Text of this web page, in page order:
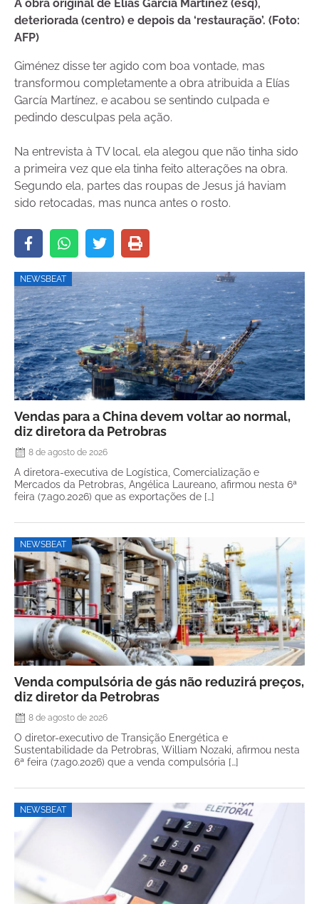
A obra original de Elías García Martínez (esq),
deteriorada (centro) e depois da ‘restauração’. (Foto:
AFP)
Giménez disse ter agido com boa vontade, mas
transformou completamente a obra atribuida a Elías
García Martínez, e acabou se sentindo culpada e
pedindo desculpas pela ação.
Na entrevista à TV local, ela alegou que não tinha sido
a primeira vez que ela tinha feito alterações na obra.
Segundo ela, partes das roupas de Jesus já haviam
sido retocadas, mas nunca antes o rosto.
NEWSBEAT
Vendas para a China devem voltar ao normal,
diz diretora da Petrobras
8 de agosto de 2026
A diretora-executiva de Logística, Comercialização e
Mercados da Petrobras, Angélica Laureano, afirmou nesta 6ª
feira (7.ago.2026) que as exportações de […]
NEWSBEAT
Venda compulsória de gás não reduzirá preços,
diz diretor da Petrobras
8 de agosto de 2026
O diretor-executivo de Transição Energética e
Sustentabilidade da Petrobras, William Nozaki, afirmou nesta
6ª feira (7.ago.2026) que a venda compulsória […]
NEWSBEAT